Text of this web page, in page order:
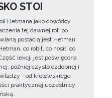
STOI
Hetmana jako dowódcy
tej dawnej roli po
postacią jest Hetman
co robił, co nosił, co
lekcji jest poświęcona
później czysto ozdobnej i
- od królewskiego
praktycznej uczestnicy